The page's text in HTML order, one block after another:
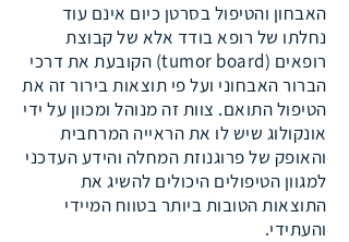
האבחון והטיפול בסרטן כיום אינם עוד
נחלתו של רופא בודד אלא של קבוצת
רופאים (tumor board) הקובעת את דרכי
הברור האבחוני ועל פי תוצאות בירור זה את
הטיפול התואם. צוות זה מנוהל ומכוון על ידי
אונקולוג שיש לו את הראייה המרחבית
והאופק של פרוגנוזת המחלה והידע העדכני
למגוון הטיפולים היכולים להשיג את
התוצאות הטובות ביותר בטווח המיידי
והעתידי.